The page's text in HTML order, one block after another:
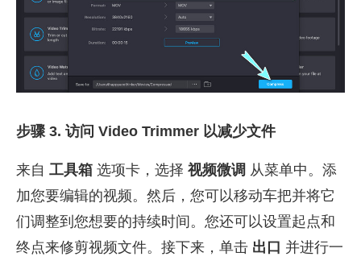
步骤 3. 访问 Video Trimmer 以减少文件
来自 工具箱 选项卡，选择 视频微调 从菜单中。添
加您要编辑的视频。然后，您可以移动车把并将它
们调整到您想要的持续时间。您还可以设置起点和
终点来修剪视频文件。接下来，单击 出口 并进行一